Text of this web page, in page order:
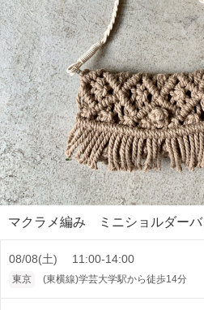
マクラメ編み ミニショルダーバ
08/08(土) 11:00-14:00
東京 (東横線)学芸大学駅から徒歩14分